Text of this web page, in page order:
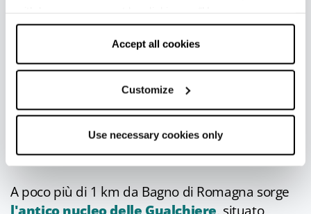
cookies only” and only the technical cookies for the
correct functioning of the website will be used.
Accept all cookies
Customize
Use necessary cookies only
APPUNTAMENTI DI RILIEVO
Ogni anno un riccocalendario di eventiper
NEI DINTORNI
A poco più di 1 km da Bagno di Romagna sorge